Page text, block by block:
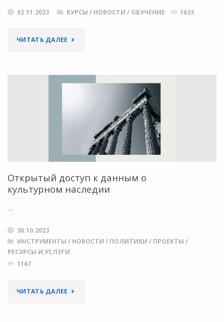
БИБЛИОТЕКИ
02.11.2023 КУРСЫ / НОВОСТИ / ОБУЧЕНИЕ 1633
ЧИТАТЬ ДАЛЕЕ "ПРОГРАММА
ОТКРЫТОЙ
Открытый доступ к данным о
культурном наследии
…
30.10.2023
ИНСТРУМЕНТЫ / НОВОСТИ / ПОЛИТИКИ / ПРОЕКТЫ /
РЕСУРСЫ И УСЛУГИ
1167
ЧИТАТЬ ДАЛЕЕ "ОТКРЫТЫЙ